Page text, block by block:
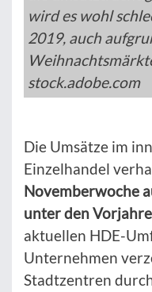
wird es wohl
2019, auch
stock.adobe.com
Die Umsätze im
Einzelhandel
Novemberwoche
unter den
aktuellen HDE-
Unternehmen
Stadtzentren